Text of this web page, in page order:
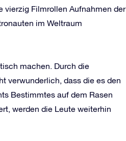
vierzig Filmrollen Aufnahmen der
im Weltraum
machen. Durch die
verwunderlich, dass die es den
Bestimmtes auf dem Rasen
werden die Leute weiterhin